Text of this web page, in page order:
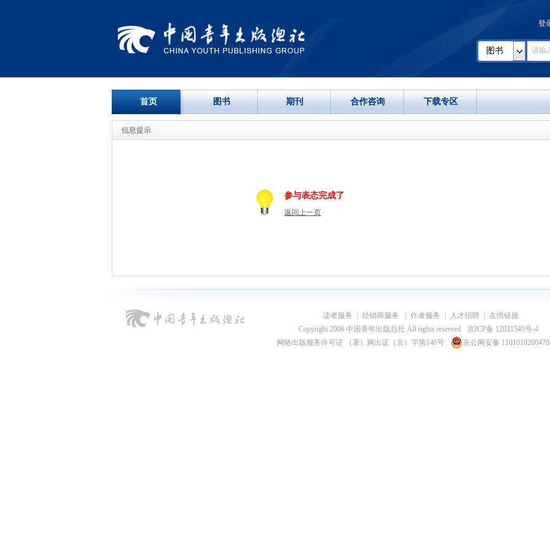
登
图书
首页 图书 期刊 合作咨询 下载专区
信息提示
参与表态完成了
返回上一页
读者服务 经销商服务 作者服务 人才招聘
友情链接
Copyright 2006 中国青年出版总社 All rights reserved
京ICP备 12031540号-4
网络出版服务许可证 （署）网出证（京）字第146号
京公网安备